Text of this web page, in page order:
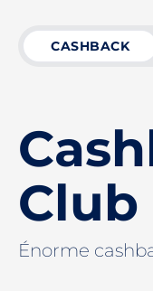
CASHBACK
Club
Énorme